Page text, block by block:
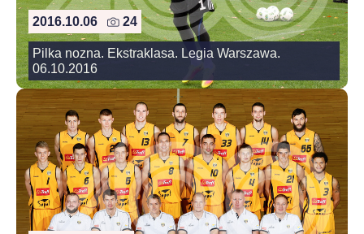
2016.10.06 24
Pilka nozna. Ekstraklasa. Legia Warszawa.
06.10.2016